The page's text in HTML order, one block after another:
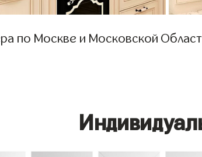
по Москве и Московской